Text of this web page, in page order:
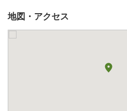
地図・アクセス